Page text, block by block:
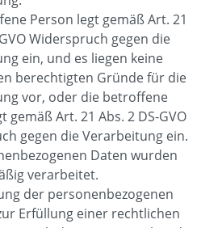
Person legt gemäß Art. 21
Widerspruch gegen die
ein, und es liegen keine
berechtigten Gründe für die
vor, oder die betroffene
gemäß Art. 21 Abs. 2 DS-GVO
gegen die Verarbeitung ein.
Daten wurden
verarbeitet.
der personenbezogenen
Erfüllung einer rechtlichen